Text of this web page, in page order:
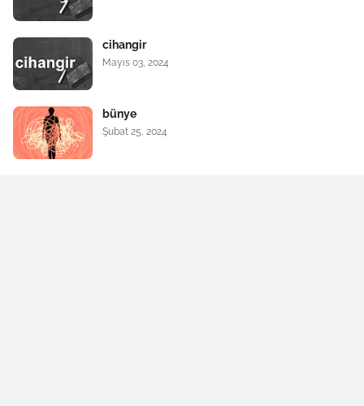
cihangir
Mayıs 03, 2024
bünye
Şubat 25, 2024